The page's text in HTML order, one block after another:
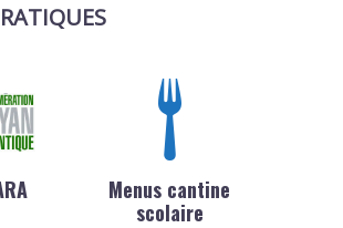
Menus cantine
scolaire